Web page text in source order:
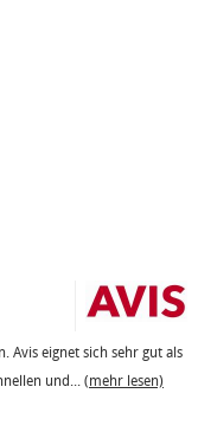
Avis eignet sich sehr gut als
und... (mehr lesen)